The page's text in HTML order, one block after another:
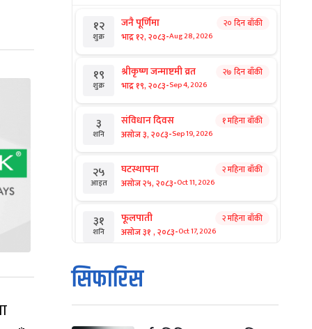
१२
शुक्र
जनै पूर्णिमा
भाद्र १२, २०८३-Aug 28, 2026
२० दिन बाँकी
१९
शुक्र
श्रीकृष्ण जन्माष्टमी व्रत
भाद्र १९, २०८३-Sep 4, 2026
२७ दिन बाँकी
३
शनि
संविधान दिवस
असोज ३, २०८३-Sep 19, 2026
१ महिना बाँकी
२५
आइत
घटस्थापना
असोज २५, २०८३-Oct 11, 2026
२ महिना बाँकी
३१
शनि
फूलपाती
असोज ३१ , २०८३-Oct 17, 2026
२ महिना बाँकी
१
आइत
कार्तिक सङ्क्रान्ति
कार्तिक १, २०८३
सिफारिस